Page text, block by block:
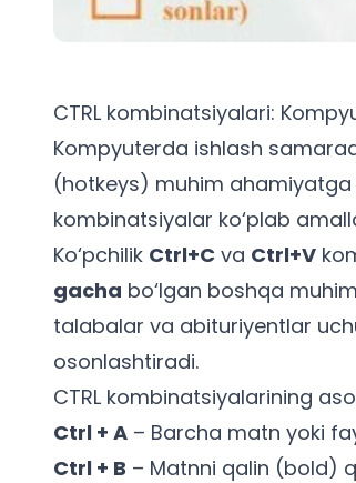
CTRL kombinatsiyalari:
Kompyuterda ishlash
(hotkeys) muhim ahamiyatga
kombinatsiyalar ko‘plab
Ko‘pchilik Ctrl+C va Ctrl+V
gacha bo‘lgan boshqa
talabalar va abituriyentlar
osonlashtiradi.
CTRL kombinatsiyalarining
Ctrl + A – Barcha matn yoki
Ctrl + B – Matnni qalin (bold)